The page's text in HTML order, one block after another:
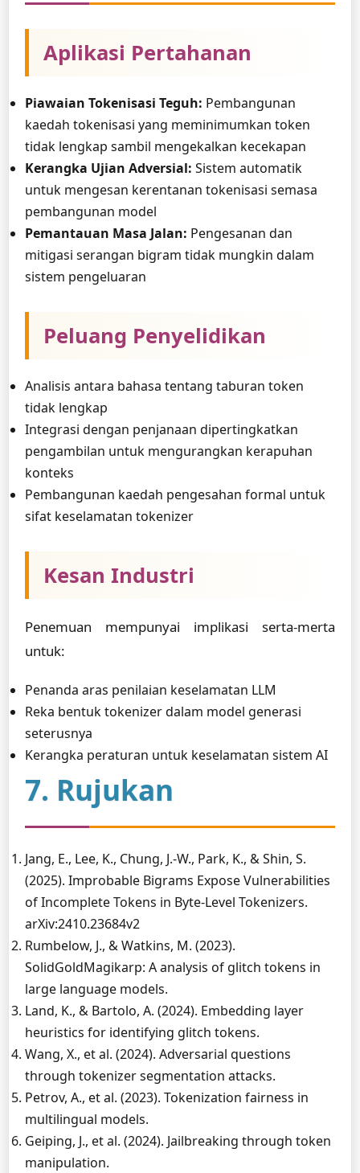
Aplikasi Pertahanan
Piawaian Tokenisasi Teguh: Pembangunan
kaedah tokenisasi yang meminimumkan token
tidak lengkap sambil mengekalkan kecekapan
Kerangka Ujian Adversial: Sistem automatik
untuk mengesan kerentanan tokenisasi semasa
pembangunan model
Pemantauan Masa Jalan: Pengesanan dan
mitigasi serangan bigram tidak mungkin dalam
sistem pengeluaran
Peluang Penyelidikan
Analisis antara bahasa tentang taburan token
tidak lengkap
Integrasi dengan penjanaan dipertingkatkan
pengambilan untuk mengurangkan kerapuhan
konteks
Pembangunan kaedah pengesahan formal untuk
sifat keselamatan tokenizer
Kesan Industri
Penemuan mempunyai implikasi serta-merta
untuk:
Penanda aras penilaian keselamatan LLM
Reka bentuk tokenizer dalam model generasi
seterusnya
Kerangka peraturan untuk keselamatan sistem AI
7. Rujukan
Jang, E., Lee, K., Chung, J.-W., Park, K., & Shin, S.
(2025). Improbable Bigrams Expose Vulnerabilities
of Incomplete Tokens in Byte-Level Tokenizers.
arXiv:2410.23684v2
Rumbelow, J., & Watkins, M. (2023).
SolidGoldMagikarp: A analysis of glitch tokens in
large language models.
Land, K., & Bartolo, A. (2024). Embedding layer
heuristics for identifying glitch tokens.
Wang, X., et al. (2024). Adversarial questions
through tokenizer segmentation attacks.
Petrov, A., et al. (2023). Tokenization fairness in
multilingual models.
Geiping, J., et al. (2024). Jailbreaking through token
manipulation.